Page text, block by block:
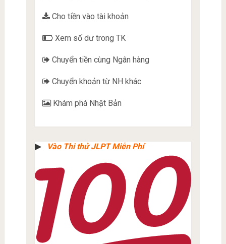
Cho tiền vào tài khoản
Xem số dư trong TK
Chuyển tiền cùng Ngân hàng
Chuyển khoản từ NH khác
Khám phá Nhật Bản
▶︎ Vào Thi thử JLPT Miễn Phí